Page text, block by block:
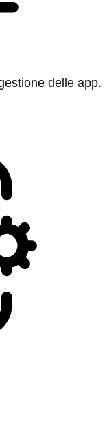
delle app.